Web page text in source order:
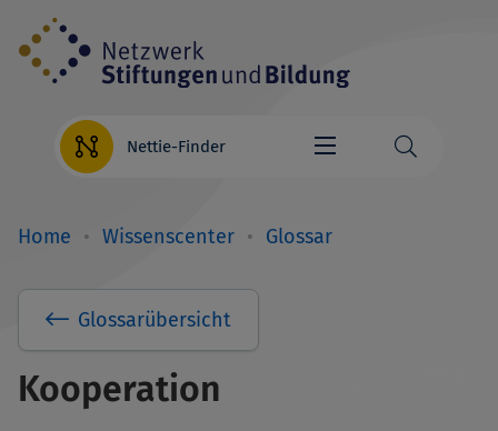
Direkt
zum
Inhalt
Nettie-Finder
Home Wissenscenter Glossar
Glossarübersicht
Kooperation